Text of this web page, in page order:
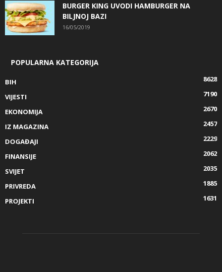
BURGER KING UVODI HAMBURGER NA
BILJNOJ BAZI
16/05/2019
POPULARNA KATEGORIJA
BIH
8628
VIJESTI
7190
EKONOMIJA
2670
IZ MAGAZINA
2457
DOGAĐAJI
2229
FINANSIJE
2062
SVIJET
2035
PRIVREDA
1885
PROJEKTI
1631